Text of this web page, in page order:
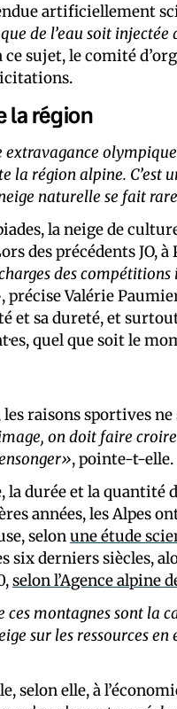
artificiellement
de l’eau soit
sujet, le comité
la région
extravagance olympique
la région alpine. C’est
naturelle se fait
la neige de
des précédents JO,
des
, précise Valérie
et sa dureté, et
quel que soit le
raisons sportives
on doit faire
, pointe-t-elle.
la durée et la
années, les Alpes
selonune étude
six derniers siècles,
selon l’Agence alpine
montagnes sont la
sur les ressources en
selon elle, à